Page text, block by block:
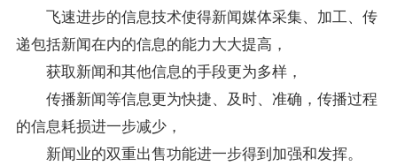
飞速进步的信息技术使得新闻媒体采集、加工、传
递包括新闻在内的信息的能力大大提高，
获取新闻和其他信息的手段更为多样，
传播新闻等信息更为快捷、及时、准确，传播过程
的信息耗损进一步减少，
新闻业的双重出售功能进一步得到加强和发挥。